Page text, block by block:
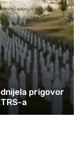
prigovor
a